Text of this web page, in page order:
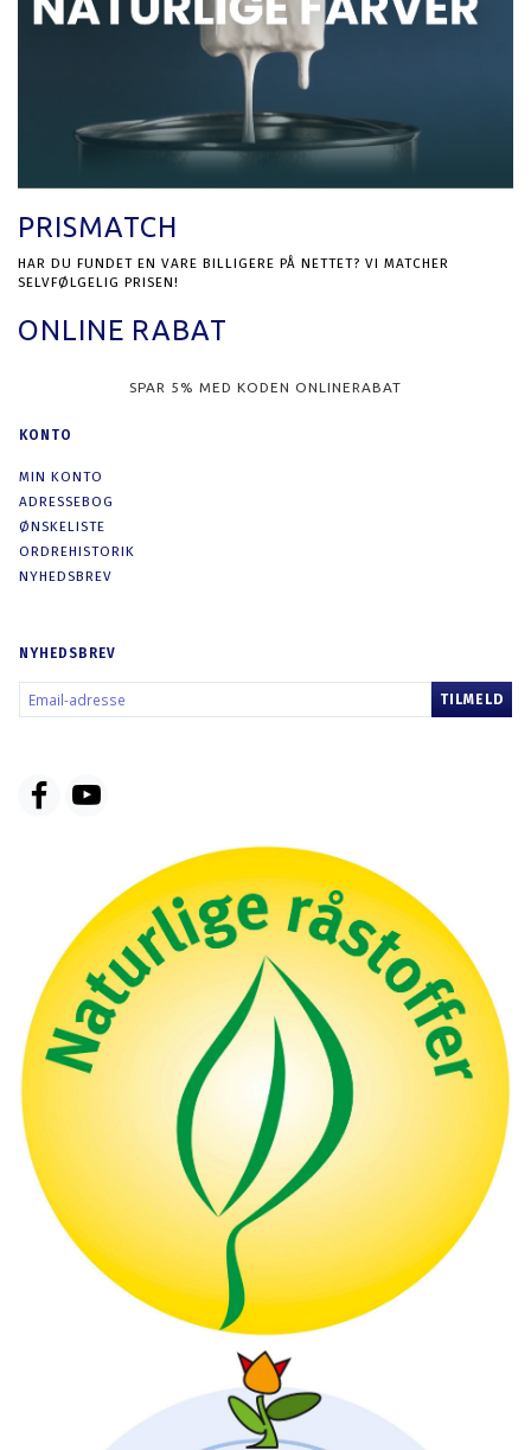
PRISMATCH
HAR DU FUNDET EN VARE BILLIGERE PÅ NETTET? VI MATCHER
SELVFØLGELIG PRISEN!
ONLINE RABAT
SPAR 5% MED KODEN ONLINERABAT
KONTO
MIN KONTO
ADRESSEBOG
ØNSKELISTE
ORDREHISTORIK
NYHEDSBREV
NYHEDSBREV
ADRESSE
TILMELD